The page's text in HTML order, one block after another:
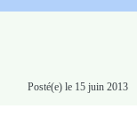
Posté(e) le 15 juin 2013